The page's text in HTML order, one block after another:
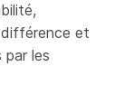
et
par les